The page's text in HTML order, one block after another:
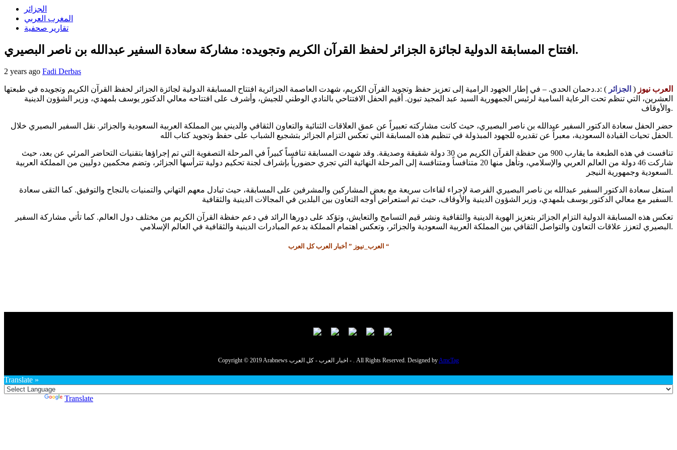
الجزائر
المغرب العربي
تقارير صحفية
افتتاح المسابقة الدولية لجائزة الجزائر لحفظ القرآن الكريم وتجويده: مشاركة سعادة السفير عبدالله بن ناصر البصيري.
2 years ago Fadi Derbas
العرب نيوز ( الجزائر ) :د.دحمان الحدي. – في إطار الجهود الرامية إلى تعزيز حفظ وتجويد القرآن الكريم، شهدت العاصمة الجزائرية افتتاح المسابقة الدولية لجائزة الجزائر لحفظ القرآن الكريم وتجويده في طبعتها
العشرين، التي تنظم تحت الرعاية السامية لرئيس الجمهورية السيد عبد المجيد تبون. أقيم الحفل الافتتاحي بالنادي الوطني للجيش، وأشرف على افتتاحه معالي الدكتور يوسف بلمهدي، وزير الشؤون الدينية
والأوقاف.
حضر الحفل سعادة الدكتور السفير عبدالله بن ناصر البصيري، حيث كانت مشاركته تعبيراً عن عمق العلاقات الثنائية والتعاون الثقافي والديني بين المملكة العربية السعودية والجزائر. نقل السفير البصيري خلال
الحفل تحيات القيادة السعودية، معبراً عن تقديره للجهود المبذولة في تنظيم هذه المسابقة التي تعكس التزام الجزائر بتشجيع الشباب على حفظ وتجويد كتاب الله.
تنافست في هذه الطبعة ما يقارب 900 من حفظة القرآن الكريم من 30 دولة شقيقة وصديقة. وقد شهدت المسابقة تنافساً كبيراً في المرحلة التصفوية التي تم إجراؤها بتقنيات التحاضر المرئي عن بعد، حيث
شاركت 46 دولة من العالم العربي والإسلامي، وتأهل منها 20 متنافساً ومتنافسة إلى المرحلة النهائية التي تجري حضورياً بإشراف لجنة تحكيم دولية تترأسها الجزائر، وتضم محكمين دوليين من المملكة العربية
السعودية وجمهورية النيجر.
استغل سعادة الدكتور السفير عبدالله بن ناصر البصيري الفرصة لإجراء لقاءات سريعة مع بعض المشاركين والمشرفين على المسابقة، حيث تبادل معهم التهاني والتمنيات بالنجاح والتوفيق. كما التقى سعادة
السفير مع معالي الدكتور يوسف بلمهدي، وزير الشؤون الدينية والأوقاف، حيث تم استعراض أوجه التعاون بين البلدين في المجالات الدينية والثقافية.
تعكس هذه المسابقة الدولية التزام الجزائر بتعزيز الهوية الدينية والثقافية ونشر قيم التسامح والتعايش، وتؤكد على دورها الرائد في دعم حفظة القرآن الكريم من مختلف دول العالم. كما تأتي مشاركة السفير
البصيري لتعزز علاقات التعاون والتواصل الثقافي بين المملكة العربية السعودية والجزائر، وتعكس اهتمام المملكة بدعم المبادرات الدينية والثقافية في العالم الإسلامي.
العرب_نيوز ” أخبار العرب كل العرب “
Copyright © 2019 Arabnews اخبار العرب - كل العرب - . All Rights Reserved. Designed byAmcTag
Translate »
Translate